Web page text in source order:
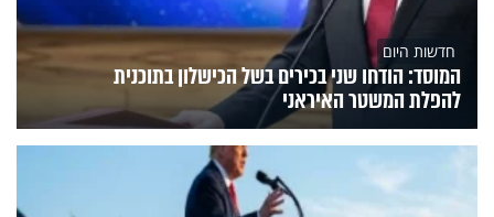
חדשות היום
המוסד: הודחו שני בכירים בשל הכישלון בתוכנית
להפלת המשטר האיראני